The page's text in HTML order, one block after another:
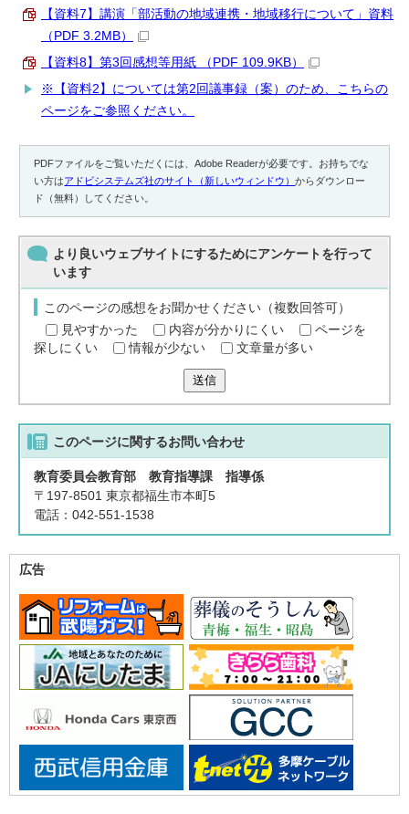
【資料7】講演「部活動の地域連携・地域移行について」資料
（PDF 3.2MB）
【資料8】第3回感想等用紙 （PDF 109.9KB）
※【資料2】については第2回議事録（案）のため、こちらの
ページをご参照ください。
PDFファイルをご覧いただくには、Adobe Readerが必要です。お持ちでな
い方はアドビシステムズ社のサイト（新しいウィンドウ）からダウンロー
ド（無料）してください。
より良いウェブサイトにするためにアンケートを行って
います
このページの感想をお聞かせください（複数回答可）
見やすかった
内容が分かりにくい
ページを
探しにくい
情報が少ない 文章量が多い
送信
このページに関するお問い合わせ
教育委員会教育部 教育指導課 指導係
〒197-8501 東京都福生市本町5
電話：042-551-1538
広告